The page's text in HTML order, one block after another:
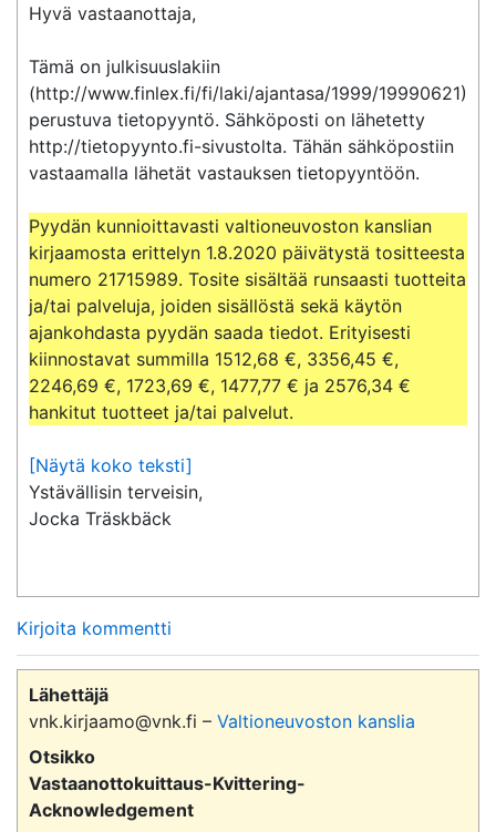
Hyvä vastaanottaja,
Tämä on julkisuuslakiin
(http://www.finlex.fi/fi/laki/ajantasa/1999/19990621)
perustuva tietopyyntö. Sähköposti on lähetetty
http://tietopyynto.fi-sivustolta. Tähän sähköpostiin
vastaamalla lähetät vastauksen tietopyyntöön.
Pyydän kunnioittavasti valtioneuvoston kanslian
kirjaamosta erittelyn 1.8.2020 päivätystä tositteesta
numero 21715989. Tosite sisältää runsaasti tuotteita
ja/tai palveluja, joiden sisällöstä sekä käytön
ajankohdasta pyydän saada tiedot. Erityisesti
kiinnostavat summilla 1512,68 €, 3356,45 €,
2246,69 €, 1723,69 €, 1477,77 € ja 2576,34 €
hankitut tuotteet ja/tai palvelut.
[Näytä koko teksti]
Ystävällisin terveisin,
Jocka Träskbäck
Kirjoita kommentti
Lähettäjä
vnk.kirjaamo@vnk.fi – Valtioneuvoston kanslia
Otsikko
Vastaanottokuittaus-Kvittering-
Acknowledgement